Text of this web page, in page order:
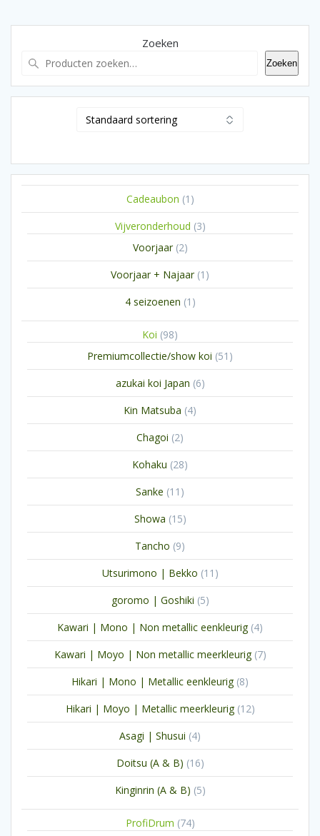
Zoeken
Zoeken
Cadeaubon 1 1
product
Vijveronderhoud 33
Voorjaar 22
producten
Voorjaar + Najaar 1 1
product
4 seizoenen 1 1
Koi 9898
producten
Premiumcollectie/show koi 51 51
producten
azukai koi Japan 66
producten
Kin Matsuba 44
producten
Chagoi 22
producten
Kohaku 2828
producten
Sanke 11 11
producten
Showa 1515
producten
Tancho 99
producten
Utsurimono | Bekko 11 11
producten
goromo | Goshiki 55
producten
Kawari | Mono | Non metallic eenkleurig 44
producten
Kawari | Moyo | Non metallic meerkleurig 77
producten
Hikari | Mono | Metallic eenkleurig 88
producten
Hikari | Moyo | Metallic meerkleurig 1212
producten
Asagi | Shusui 44
producten
Doitsu (A & B) 1616
producten
Kinginrin (A & B) 55
ProfiDrum 7474